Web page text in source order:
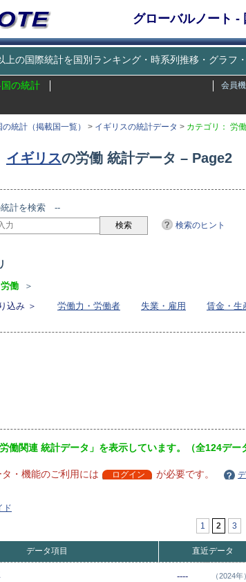
グローバルノート -
上の国際統計を国別ランキング・時系列推移・グラ
の統計 会員
の統計（掲載国一覧） > イギリスの統計データ > カテゴリ： 労働
イギリスの労働 統計データ – Page2
計を検索 --
検索のヒント
労働 ＞
込み ＞
労働力・労働者 失業・雇用 賃金・生
働関連 統計データ」を表示しています。（全124デー
・機能のご利用には ログイン が必要です。
ド
1
2 3
データ項目 直近データ
---- （2024年）